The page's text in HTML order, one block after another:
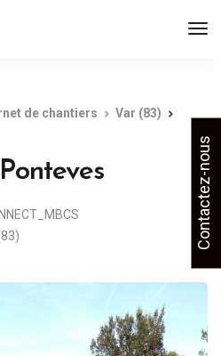
de chantiers
Var (83)
Contactez-nous